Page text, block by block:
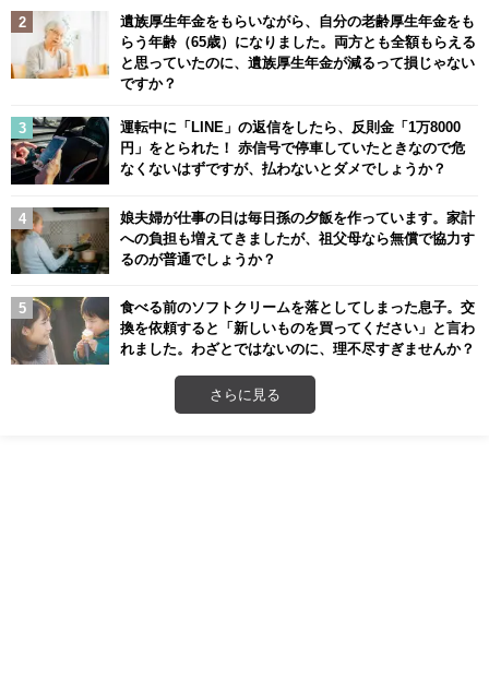
遺族厚生年金をもらいながら、自分の老齢厚生年金をも
らう年齢（65歳）になりました。両方とも全額もらえる
と思っていたのに、遺族厚生年金が減るって損じゃない
ですか？
運転中に「LINE」の返信をしたら、反則金「1万8000
円」をとられた！ 赤信号で停車していたときなので危
なくないはずですが、払わないとダメでしょうか？
娘夫婦が仕事の日は毎日孫の夕飯を作っています。家計
への負担も増えてきましたが、祖父母なら無償で協力す
るのが普通でしょうか？
食べる前のソフトクリームを落としてしまった息子。交
換を依頼すると「新しいものを買ってください」と言わ
れました。わざとではないのに、理不尽すぎませんか？
さらに見る